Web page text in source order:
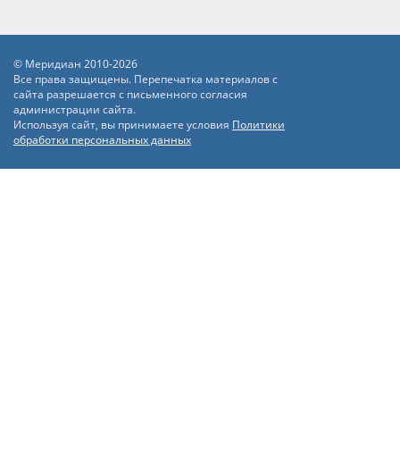
© Меридиан 2010-2026
Все права защищены. Перепечатка материалов с
сайта разрешается с письменного согласия
администрации сайта.
Используя сайт, вы принимаете условия Политики
обработки персональных данных